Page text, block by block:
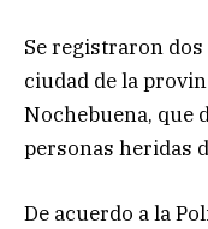
Se registraron
ciudad de la
Nochebuena, que
personas heridas
De acuerdo a la